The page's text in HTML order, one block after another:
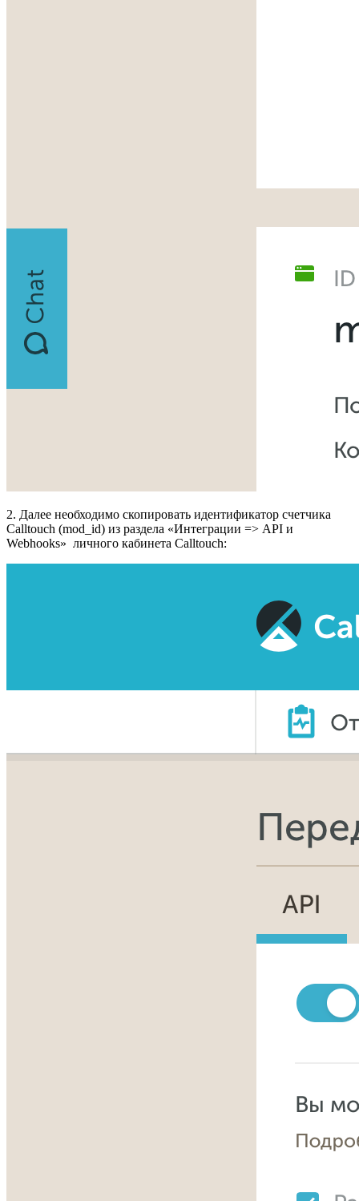
2. Далее необходимо скопировать идентификатор счетчика
Calltouch (mod_id) из раздела «Интеграции => API и
Webhooks» личного кабинета Calltouch: